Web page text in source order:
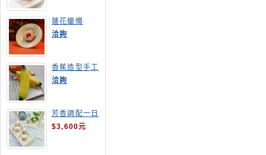
蓮花蠟燭
洽詢
香蕉造型手工
皂
洽詢
芳香調配一日
班
$3,600元